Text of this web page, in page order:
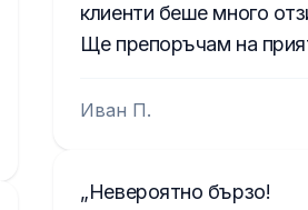
клиенти беше много
Ще препоръчам на
Иван П.
Невероятно бързо!